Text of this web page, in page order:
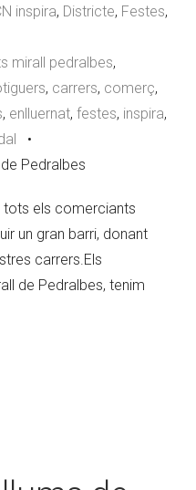
inspira, Districte, Festes,
mirall pedralbes,
, carrers, comerç,
, enlluernat, festes, inspira,
•
Pedralbes
tots els comerciants
un gran barri, donant
carrers.Els
de Pedralbes, tenim